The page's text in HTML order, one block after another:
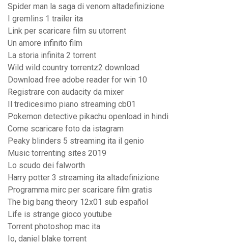
Spider man la saga di venom altadefinizione
I gremlins 1 trailer ita
Link per scaricare film su utorrent
Un amore infinito film
La storia infinita 2 torrent
Wild wild country torrentz2 download
Download free adobe reader for win 10
Registrare con audacity da mixer
Il tredicesimo piano streaming cb01
Pokemon detective pikachu openload in hindi
Come scaricare foto da istagram
Peaky blinders 5 streaming ita il genio
Music torrenting sites 2019
Lo scudo dei falworth
Harry potter 3 streaming ita altadefinizione
Programma mirc per scaricare film gratis
The big bang theory 12x01 sub español
Life is strange gioco youtube
Torrent photoshop mac ita
Io, daniel blake torrent